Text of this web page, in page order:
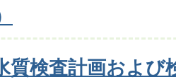
質検査計画および